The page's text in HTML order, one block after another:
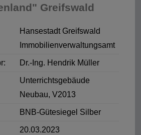
Greifswald
Hansestadt Greifswald
Immobilienverwaltungsamt
Dr.-Ing. Hendrik Müller
Unterrichtsgebäude
Neubau, V2013
BNB-Gütesiegel Silber
20.03.2023